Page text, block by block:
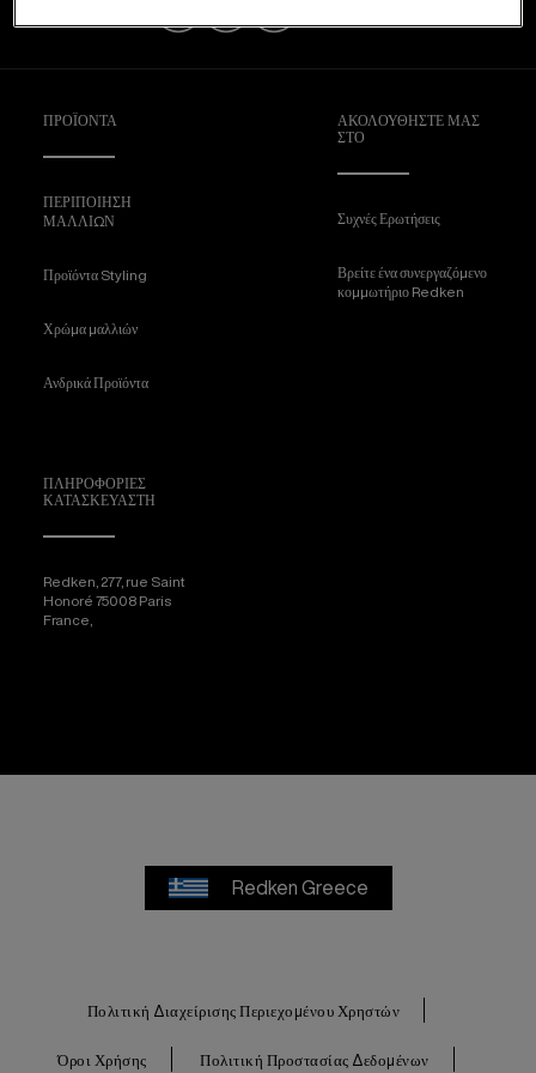
ΠΡΟΪΟΝΤΑ
ΠΕΡΙΠΟΙΗΣΗ
ΜΑΛΛΙΩΝ
Προϊόντα Styling
Χρώμα μαλλιών
Ανδρικά Προϊόντα
ΑΚΟΛΟΥΘΉΣΤΕ ΜΑΣ
ΣΤΟ
Συχνές Ερωτήσεις
Βρείτε ένα συνεργαζόμενο
κομμωτήριο Redken
ΠΛΗΡΟΦΟΡΊΕΣ
ΚΑΤΑΣΚΕΥΑΣΤΉ
Redken, 277, rue Saint
Honoré 75008 Paris
France,
Redken Greece
Πολιτική Διαχείρισης Περιεχομένου Χρηστών
Όροι Χρήσης Πολιτική Προστασίας Δεδομένων